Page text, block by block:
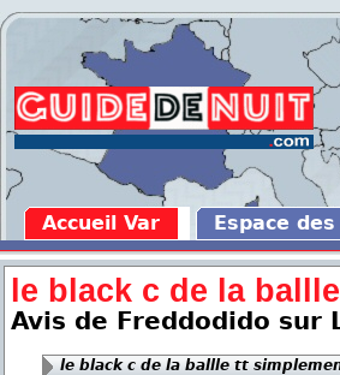
Accueil Var Espace
le black c de la
Avis de Freddodido sur
le black c de la ballle tt